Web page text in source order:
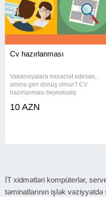
Cv hazırlanması
Vakansiyalara müraciət edirsən,
amma geri dönüş olmur? CV
hazırlanması beynəlxalq
oxunaqlı formatda tərtib edilir. HR
10 AZN
İT xidmətləri kompüterlər,
təminatlarının işlək